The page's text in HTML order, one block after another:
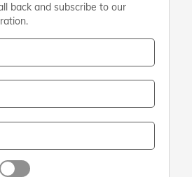
back and subscribe to our